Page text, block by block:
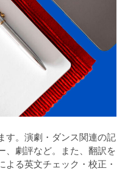
す。演劇・ダンス関連の記
、劇評など。また、翻訳を
る英文チェック・校正・